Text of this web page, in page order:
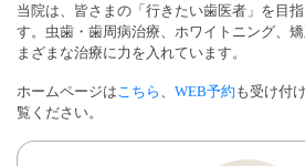
当院は、皆さまの「行きたい歯医者」を目
す。虫歯・歯周病治療、ホワイトニング、
まざまな治療に力を入れています。
ホームページは こちら WEB予約 も受け付
覧ください。